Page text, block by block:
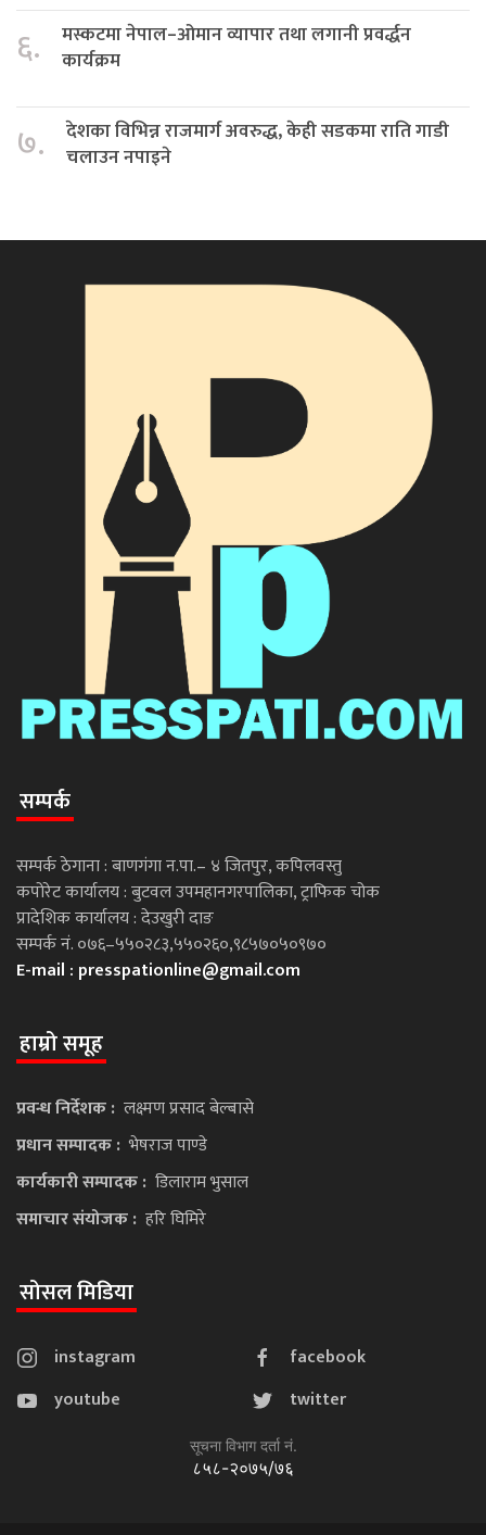
६.
मस्कटमा नेपाल–ओमान व्यापार तथा लगानी प्रवर्द्धन
कार्यक्रम
७.
देशका विभिन्न राजमार्ग अवरुद्ध, केही सडकमा राति गाडी
चलाउन नपाइने
सम्पर्क
सम्पर्क ठेगाना : बाणगंगा न.पा.– ४ जितपुर, कपिलवस्तु
कपोरेट कार्यालय : बुटवल उपमहानगरपालिका, ट्राफिक चोक
प्रादेशिक कार्यालय : देउखुरी दाङ
सम्पर्क नं. ०७६–५५०२८३,५५०२६०,९८५७०५०९७०
E-mail : presspationline@gmail.com
हाम्रो समूह
प्रवन्ध निर्देशक : लक्ष्मण प्रसाद बेल्बासे
प्रधान सम्पादक : भेषराज पाण्डे
कार्यकारी सम्पादक : डिलाराम भुसाल
समाचार संयोजक : हरि घिमिरे
सोसल मिडिया
instagram
facebook
youtube
twitter
सूचना विभाग दर्ता नं.
८५८-२०७५/७६